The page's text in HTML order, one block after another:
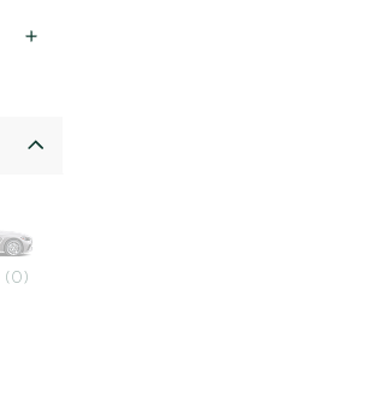
(0)